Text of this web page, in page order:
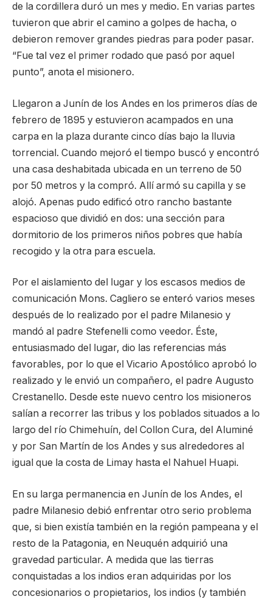
de la cordillera duró un mes y medio. En varias partes
tuvieron que abrir el camino a golpes de hacha, o
debieron remover grandes piedras para poder pasar.
“Fue tal vez el primer rodado que pasó por aquel
punto”, anota el misionero.
Llegaron a Junín de los Andes en los primeros días de
febrero de 1895 y estuvieron acampados en una
carpa en la plaza durante cinco días bajo la lluvia
torrencial. Cuando mejoró el tiempo buscó y encontró
una casa deshabitada ubicada en un terreno de 50
por 50 metros y la compró. Allí armó su capilla y se
alojó. Apenas pudo edificó otro rancho bastante
espacioso que dividió en dos: una sección para
dormitorio de los primeros niños pobres que había
recogido y la otra para escuela.
Por el aislamiento del lugar y los escasos medios de
comunicación Mons. Cagliero se enteró varios meses
después de lo realizado por el padre Milanesio y
mandó al padre Stefenelli como veedor. Éste,
entusiasmado del lugar, dio las referencias más
favorables, por lo que el Vicario Apostólico aprobó lo
realizado y le envió un compañero, el padre Augusto
Crestanello. Desde este nuevo centro los misioneros
salían a recorrer las tribus y los poblados situados a lo
largo del río Chimehuín, del Collon Cura, del Aluminé
y por San Martín de los Andes y sus alrededores al
igual que la costa de Limay hasta el Nahuel Huapi.
En su larga permanencia en Junín de los Andes, el
padre Milanesio debió enfrentar otro serio problema
que, si bien existía también en la región pampeana y el
resto de la Patagonia, en Neuquén adquirió una
gravedad particular. A medida que las tierras
conquistadas a los indios eran adquiridas por los
concesionarios o propietarios, los indios (y también